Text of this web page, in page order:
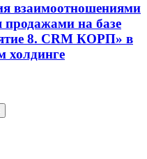
взаимоотношениями
продажами на базе
8. CRM КОРП» в
холдинге